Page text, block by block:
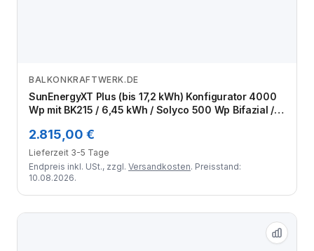
Zum Angebot
BALKONKRAFTWERK.DE
SunEnergyXT Plus (bis 17,2 kWh) Konfigurator 4000
Wp mit BK215 / 6,45 kWh / Solyco 500 Wp Bifazial / 8
2.815,00 €
Lieferzeit 3-5 Tage
Endpreis inkl. USt., zzgl. Versandkosten. Preisstand:
10.08.2026.